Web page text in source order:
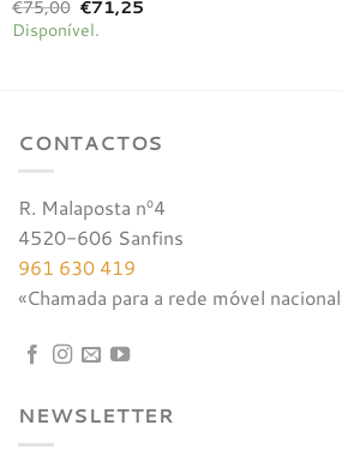
€75,00 O
preço
original
€71,25O
Disponível.
CONTACTOS
R. Malaposta nº4
4520-606 Sanfins
961 630 419
«Chamada para a rede móvel
NEWSLETTER